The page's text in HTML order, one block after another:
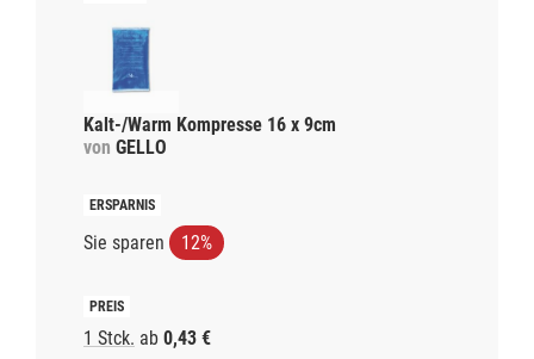
Kalt-/Warm Kompresse 16 x 9cm
von GELLO
Sie sparen 12%
1 Stck. ab 0,43 €